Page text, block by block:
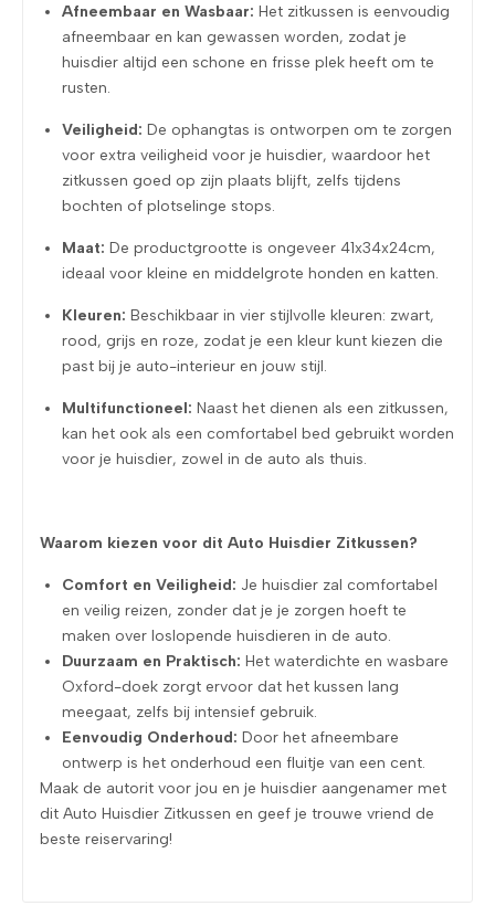
Afneembaar en Wasbaar: Het zitkussen is eenvoudig
afneembaar en kan gewassen worden, zodat je
huisdier altijd een schone en frisse plek heeft om te
rusten.
Veiligheid: De ophangtas is ontworpen om te zorgen
voor extra veiligheid voor je huisdier, waardoor het
zitkussen goed op zijn plaats blijft, zelfs tijdens
bochten of plotselinge stops.
Maat: De productgrootte is ongeveer 41x34x24cm,
ideaal voor kleine en middelgrote honden en katten.
Kleuren: Beschikbaar in vier stijlvolle kleuren: zwart,
rood, grijs en roze, zodat je een kleur kunt kiezen die
past bij je auto-interieur en jouw stijl.
Multifunctioneel: Naast het dienen als een zitkussen,
kan het ook als een comfortabel bed gebruikt worden
voor je huisdier, zowel in de auto als thuis.
Waarom kiezen voor dit Auto Huisdier Zitkussen?
Comfort en Veiligheid: Je huisdier zal comfortabel
en veilig reizen, zonder dat je je zorgen hoeft te
maken over loslopende huisdieren in de auto.
Duurzaam en Praktisch: Het waterdichte en wasbare
Oxford-doek zorgt ervoor dat het kussen lang
meegaat, zelfs bij intensief gebruik.
Eenvoudig Onderhoud: Door het afneembare
ontwerp is het onderhoud een fluitje van een cent.
Maak de autorit voor jou en je huisdier aangenamer met
dit Auto Huisdier Zitkussen en geef je trouwe vriend de
beste reiservaring!